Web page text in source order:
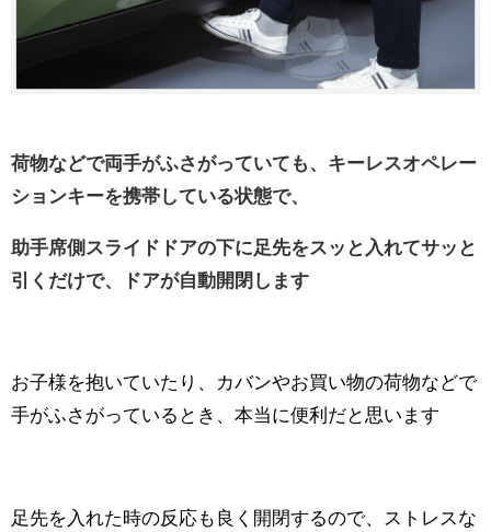
荷物などで両手がふさがっていても、キーレスオペレー
ションキーを携帯している状態で、
助手席側スライドドアの下に足先をスッと入れてサッと
引くだけで、ドアが自動開閉します
お子様を抱いていたり、カバンやお買い物の荷物などで
手がふさがっているとき、本当に便利だと思います
足先を入れた時の反応も良く開閉するので、ストレスな